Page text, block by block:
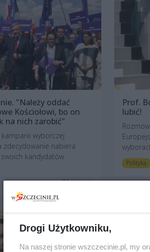
"Należy oddać
Kościołowi, bo on
na nich zarobić"
wyborczej
zdecydowanie nabiera
kandydatów
7 lat temu
Prof.
lubić!
Polityka
Drogi Użytkowniku,
Na naszej stronie wszczecinie.pl, my